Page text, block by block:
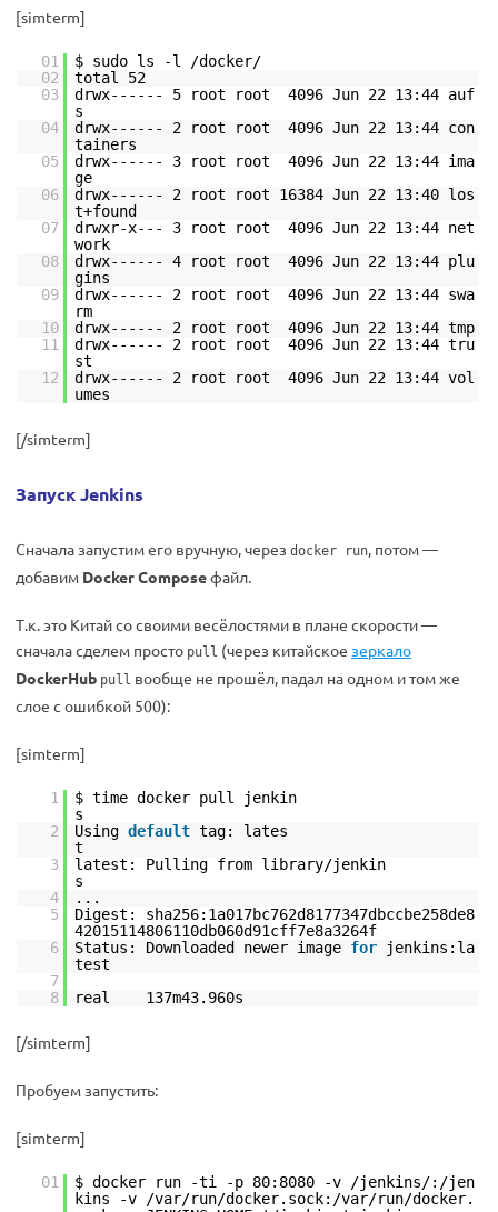
[simterm]
01
$ sudo ls -l /docker/
02
total 52
03
drwx------ 5 root root 4096 Jun 22 13:44 auf
s
04
drwx------ 2 root root 4096 Jun 22 13:44 con
tainers
05
drwx------ 3 root root 4096 Jun 22 13:44 ima
ge
06
drwx------ 2 root root 16384 Jun 22 13:40 los
t+found
07
drwxr-x--- 3 root root 4096 Jun 22 13:44 net
work
08
drwx------ 4 root root 4096 Jun 22 13:44 plu
gins
09
drwx------ 2 root root 4096 Jun 22 13:44 swa
rm
10
drwx------ 2 root root 4096 Jun 22 13:44 tmp
11
drwx------ 2 root root 4096 Jun 22 13:44 tru
st
12
drwx------ 2 root root 4096 Jun 22 13:44 vol
umes
[/simterm]
Запуск Jenkins
Сначала запустим его вручную, через docker run, потом —
добавим Docker Composeфайл.
Т.к. это Китай со своими весёлостями в плане скорости —
сначала сделем просто pull (через китайское зеркало
DockerHub pull вообще не прошёл, падал на одном и том же
слое с ошибкой 500):
[simterm]
1
$ time docker pull jenkin
2
Using default tag: lates
3
latest: Pulling from library/jenkin
4
...
5
Digest: sha256:1a017bc762d8177347dbccbe258de8
42015114806110db060d91cff7e8a3264f
6
Status: Downloaded newer image for
jenkins:la
test
7
8
real 137m43.960s
[/simterm]
Пробуем запустить:
[simterm]
01
$ docker run -ti -p 80:8080 -v /jenkins/:/jen
kins -v /var/run/docker.sock:/var/run/docker.